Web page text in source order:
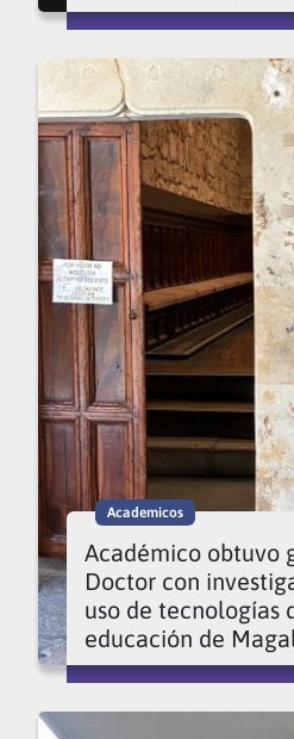
Academicos
Académico obtuvo
Doctor con
uso de tecnologías
educación de